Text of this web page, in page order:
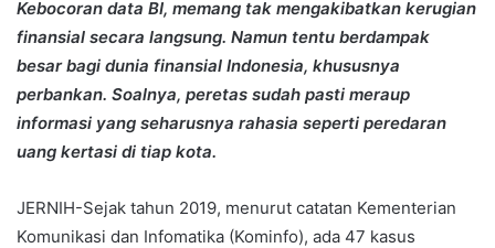
Kebocoran data BI, memang tak mengakibatkan kerugian
finansial secara langsung. Namun tentu berdampak
besar bagi dunia finansial Indonesia, khususnya
perbankan. Soalnya, peretas sudah pasti meraup
informasi yang seharusnya rahasia seperti peredaran
uang kertasi di tiap kota.
JERNIH-Sejak tahun 2019, menurut catatan Kementerian
Komunikasi dan Infomatika (Kominfo), ada 47 kasus